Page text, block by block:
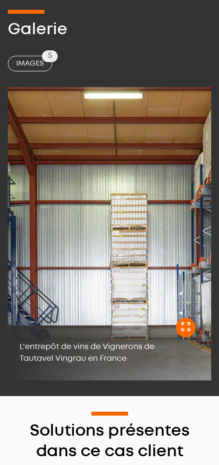
Galerie
IMAGES
5
L'entrepôt de vins de Vignerons de
Tautavel Vingrau en France
Solutions présentes
dans ce cas client